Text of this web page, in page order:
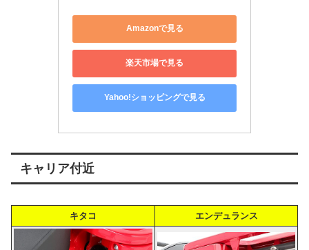
Amazonで見る
楽天市場で見る
Yahoo!ショッピングで見る
キャリア付近
キタコ エンデュランス